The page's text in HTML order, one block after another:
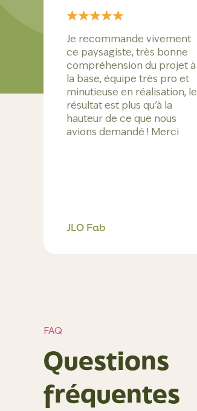
Je recommande vivement
ce paysagiste, très bonne
compréhension du projet à
la base, équipe très pro et
minutieuse en réalisation, le
résultat est plus qu’à la
hauteur de ce que nous
avions demandé ! Merci
JLO Fab
FAQ
Questions
fréquentes